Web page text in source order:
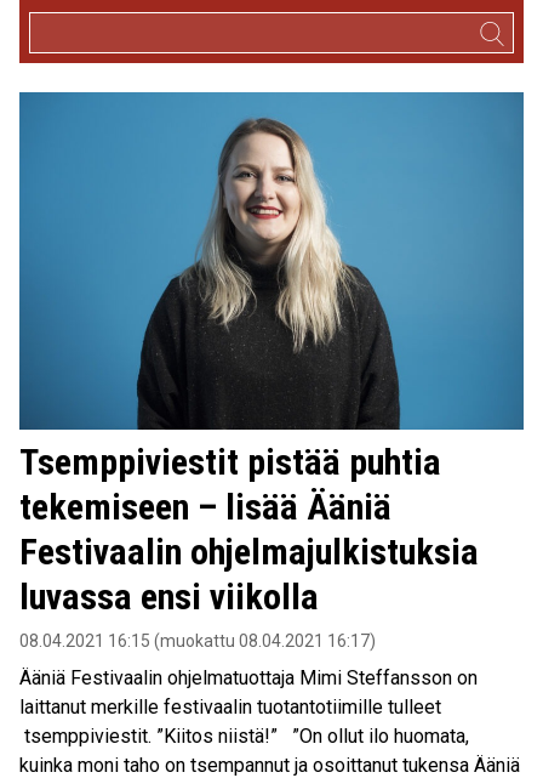
Tsemppiviestit pistää puhtia
tekemiseen – lisää Ääniä
Festivaalin ohjelmajulkistuksia
luvassa ensi viikolla
08.04.2021 16:15 (muokattu 08.04.2021 16:17)
Ääniä Festivaalin ohjelmatuottaja Mimi Steffansson on
laittanut merkille festivaalin tuotantotiimille tulleet
tsemppiviestit. ”Kiitos niistä!” ”On ollut ilo huomata,
kuinka moni taho on tsempannut ja osoittanut tukensa Ääniä